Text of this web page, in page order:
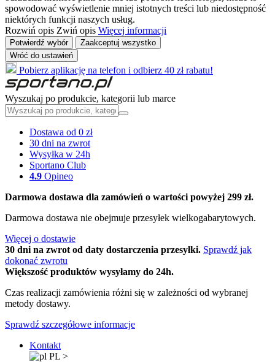
spowodować wyświetlenie mniej istotnych treści lub niedostępność
niektórych funkcji naszych usług.
Rozwiń opis Zwiń opis Więcej informacji
Potwierdź wybór
Zaakceptuj wszystko
Wróć do ustawień
Pobierz aplikację na telefon i odbierz 40 zł rabatu!
Wyszukaj po produkcie, kategorii lub marce
Dostawa od 0 zł
30 dni na zwrot
Wysyłka w 24h
Sportano Club
4.9 Opineo
Darmowa dostawa dla zamówień o wartości powyżej 299 zł.
Darmowa dostawa nie obejmuje przesyłek wielkogabarytowych.
Więcej o dostawie
30 dni na zwrot od daty dostarczenia przesyłki. Sprawdź jak
dokonać zwrotu
Większość produktów wysyłamy do 24h.
Czas realizacji zamówienia różni się w zależności od wybranej
metody dostawy.
Sprawdź szczegółowe informacje
Kontakt
PL >